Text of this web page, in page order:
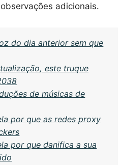
adicionais.
do dia anterior sem que
este truque
de músicas de
por que as redes proxy
por que danifica a sua